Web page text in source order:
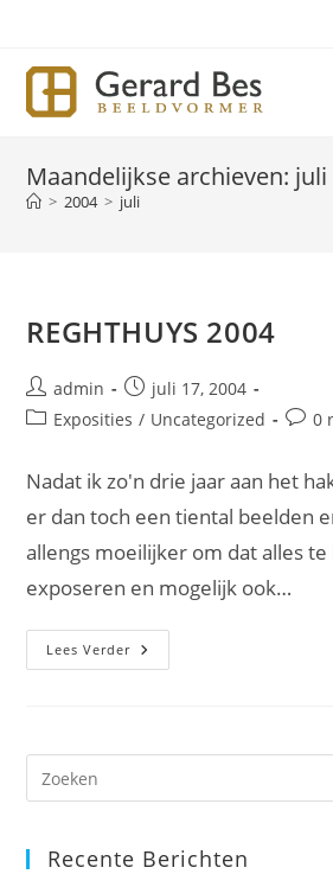
inhoud
Maandelijkse archieven: juli
> 2004 > juli
REGHTHUYS 2004
Bericht
auteur:
admin
Bericht
gepubliceerd
juli 17, 2004
Berichtcategorie:
Exposities / Uncategorized 0
Nadat ik zo'n drie jaar aan het
er dan toch een tiental beelden
allengs moeilijker om dat alles
exposeren en mogelijk ook…
Lees VerderREGHTHUYS
2004
Recente Berichten